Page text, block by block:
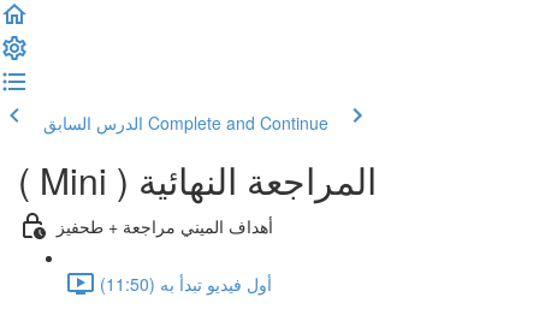
Complete and Continue
( Mini ) المراجعة النهائية
أهداف الميني مراجعة + طحفيز
أول فيديو تبدأ به (11:50)